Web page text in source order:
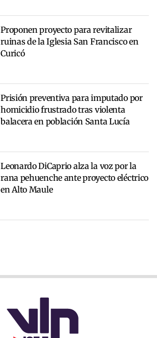
Proponen proyecto para revitalizar
ruinas de la Iglesia San Francisco en
Curicó
Prisión preventiva para imputado por
homicidio frustrado tras violenta
balacera en población Santa Lucía
Leonardo DiCaprio alza la voz por la
rana pehuenche ante proyecto eléctrico
en Alto Maule